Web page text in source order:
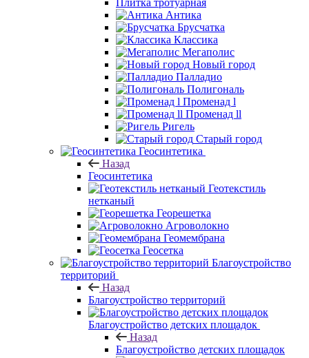
Плитка тротуарная
Антика
Брусчатка
Классика
Мегаполис
Новый город
Палладио
Полигональ
Променад l
Променад ll
Ригель
Старый город
Геосинтетика
Назад
Геосинтетика
Геотекстиль
нетканый
Георешетка
Агроволокно
Геомембрана
Геосетка
Благоустройство
территорий
Назад
Благоустройство территорий
Благоустройство детских площадок
Назад
Благоустройство детских площадок